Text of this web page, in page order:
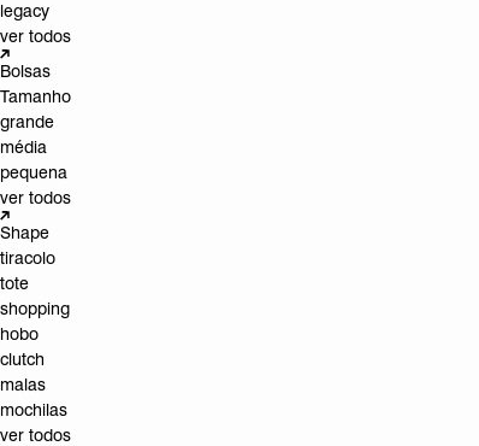
legacy
ver todos
Bolsas
Tamanho
grande
média
pequena
ver todos
Shape
tiracolo
tote
shopping
hobo
clutch
malas
mochilas
ver todos